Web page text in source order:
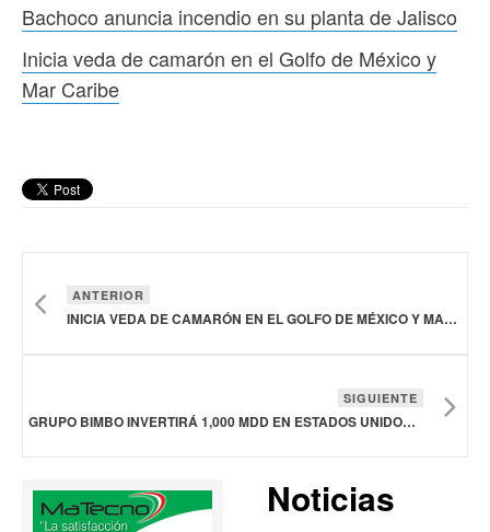
Bachoco anuncia incendio en su planta de Jalisco
Inicia veda de camarón en el Golfo de México y
Mar Caribe
ANTERIOR
INICIA VEDA DE CAMARÓN EN EL GOLFO DE MÉXICO Y MAR CARIBE
SIGUIENTE
GRUPO BIMBO INVERTIRÁ 1,000 MDD EN ESTADOS UNIDOS DE 2026 A 2028
Noticias